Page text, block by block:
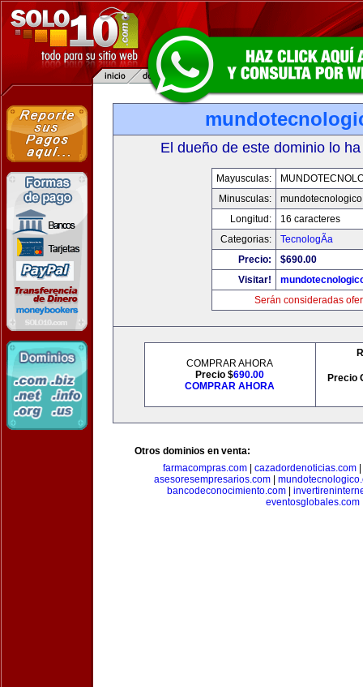
El dueño de este dominio lo
Mayusculas:
Minusculas:
Longitud:
16 caracteres
Categorias:
TecnologÃ­a
Precio:
$690.00
Visitar!
Serán consideradas
COMPRAR AHORA
Precio $690.00
COMPRAR AHORA
Precio
Otros dominios en venta:
farmacompras.com
cazadordenoticias.com
asesoresempresarios.com
bancodeconocimiento.com
eventosglobales.com